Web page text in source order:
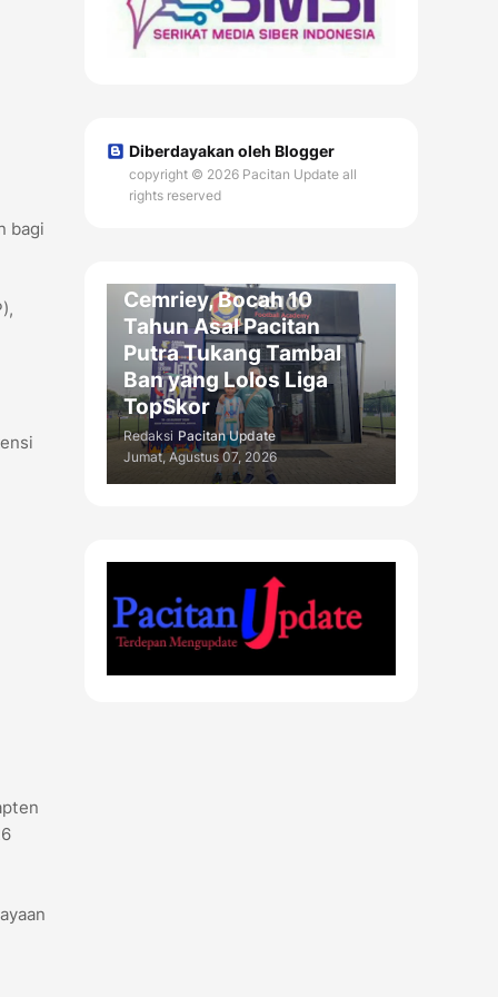
bagi
Diberdayakan oleh Blogger
copyright © 2026 Pacitan Update all
rights reserved
Cemriey, Bocah 10
Tahun Asal Pacitan
Putra Tukang Tambal
Ban yang Lolos Liga
TopSkor
Redaksi Pacitan Update
Jumat, Agustus 07, 2026